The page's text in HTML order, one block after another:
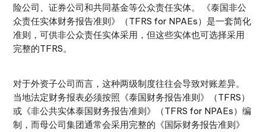
险公司、证券公司和共同基金等公众责任实体。 《泰国非公
众责任实体财务报告准则》（TFRS for NPAEs）是一套简化
准则，可供非公众责任实体采用，但这些实体也可选择采用
完整的TFRS。
对于外资子公司而言，这种两级制度往往会导致对账差异。
当地法定财务报表必须按照《泰国财务报告准则》（TFRS）
或《非公共实体泰国财务报告准则》（TFRS for NPAEs）编
制，而母公司集团通常会采用完整的《国际财务报告准则》